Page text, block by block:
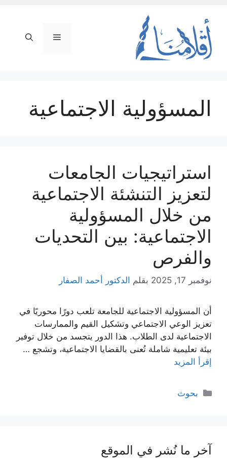
المحتوى
القائمة
المسؤولية الاجتماعية
استراتيجيات الجامعات
لتعزيز التنشئة الاجتماعية
من خلال المسؤولية
الاجتماعية: بين التحديات
والفرص
نوفمبر 17, 2025 بقلم الدكتور أحمد الصفار
أن المسؤولية الاجتماعية للجامعة تلعب دورًا محوريًا في
تعزيز الوعي الاجتماعي وتشكيل القيم والممارسات
الاجتماعية لدى الطلاب. هذا الدور يتجسد من خلال توفير
بيئة تعليمية شاملة تُعنى بالقضايا الاجتماعية، وتشجع …
إقرأ المزيد
التصنيفات
بحوث
آخر ما نُشر في الموقع